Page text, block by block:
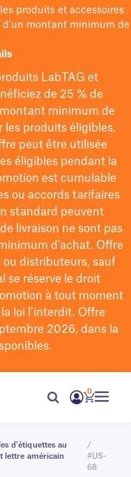
produits et accessoires
d'un montant minimum de
LabTAG et
de 25 % de
minimum de
les produits éligibles,
peut être utilisée
éligibles pendant la
est cumulable
ou accords tarifaires
standard peuvent
livraison ne sont pas
d'achat. Offre
ou distributeurs, sauf
se réserve le droit
à tout moment
loi l’interdit. Offre
2026, dans la
0
d'étiquettes au
lettre américain
/
#US-
68